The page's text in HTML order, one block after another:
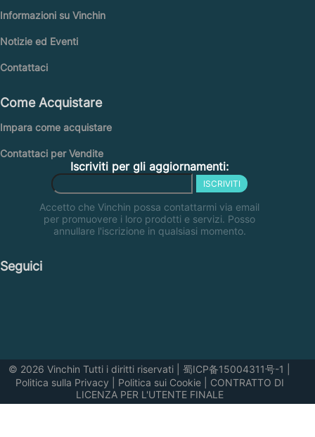
Informazioni su Vinchin
Notizie ed Eventi
Contattaci
Come Acquistare
Impara come acquistare
Contattaci per Vendite
Iscriviti per gli aggiornamenti:
ISCRIVITI
Accetto che Vinchin possa contattarmi via email
per promuovere i loro prodotti e servizi. Posso
annullare l'iscrizione in qualsiasi momento.
Seguici
© 2026 Vinchin Tutti i diritti riservati |蜀ICP备15004311号-1
Politica sulla Privacy
Politica sui Cookie| CONTRATTO DI
LICENZA PER L'UTENTE FINALE